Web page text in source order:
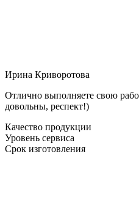
Ирина Криворотова
Отлично выполняете свою
довольны, респект!)
Качество продукции
Уровень сервиса
Срок изготовления